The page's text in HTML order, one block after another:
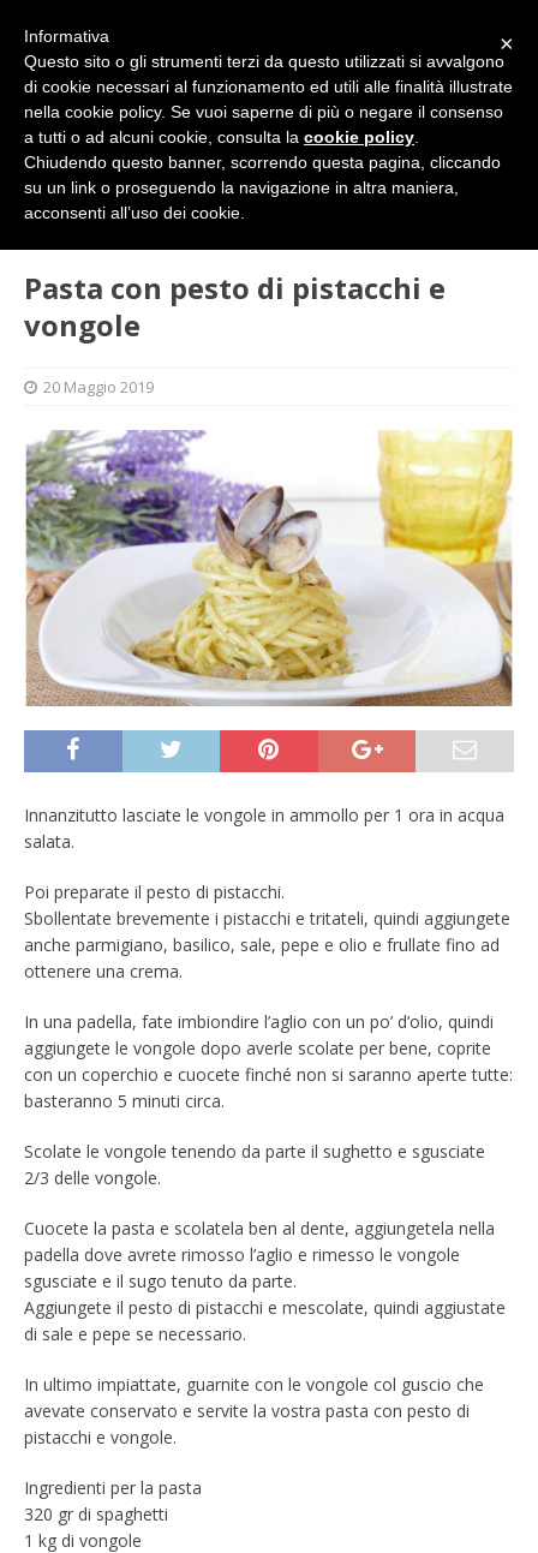
GASTRONOMIA
Pasta con pesto di pistacchi e
vongole
Pasta con pesto di pistacchi e
vongole
20 Maggio 2019
Innanzitutto lasciate le vongole in ammollo per 1 ora in acqua
salata.
Poi preparate il pesto di pistacchi.
Sbollentate brevemente i pistacchi e tritateli, quindi aggiungete
anche parmigiano, basilico, sale, pepe e olio e frullate fino ad
ottenere una crema.
In una padella, fate imbiondire l’aglio con un po’ d’olio, quindi
aggiungete le vongole dopo averle scolate per bene, coprite
con un coperchio e cuocete finché non si saranno aperte tutte:
basteranno 5 minuti circa.
Scolate le vongole tenendo da parte il sughetto e sgusciate
2/3 delle vongole.
Cuocete la pasta e scolatela ben al dente, aggiungetela nella
padella dove avrete rimosso l’aglio e rimesso le vongole
sgusciate e il sugo tenuto da parte.
Aggiungete il pesto di pistacchi e mescolate, quindi aggiustate
di sale e pepe se necessario.
In ultimo impiattate, guarnite con le vongole col guscio che
avevate conservato e servite la vostra pasta con pesto di
pistacchi e vongole.
Ingredienti per la pasta
320 gr di spaghetti
1 kg di vongole
×
Informativa
Questo sito o gli strumenti terzi da questo utilizzati si avvalgono
di cookie necessari al funzionamento ed utili alle finalità illustrate
nella cookie policy. Se vuoi saperne di più o negare il consenso
a tutti o ad alcuni cookie, consulta la cookie policy
Chiudendo questo banner, scorrendo questa pagina, cliccando
su un link o proseguendo la navigazione in altra maniera,
acconsenti all’uso dei cookie.